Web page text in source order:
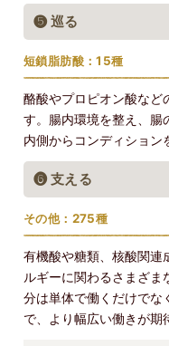
❺ 巡る
短鎖脂肪酸：15種
酪酸やプロピオン酸など
す。腸内環境を整え、腸
内側からコンディション
❻ 支える
その他：275種
有機酸や糖類、核酸関連
ルギーに関わるさまざ
分は単体で働くだけでな
で、より幅広い働きが期